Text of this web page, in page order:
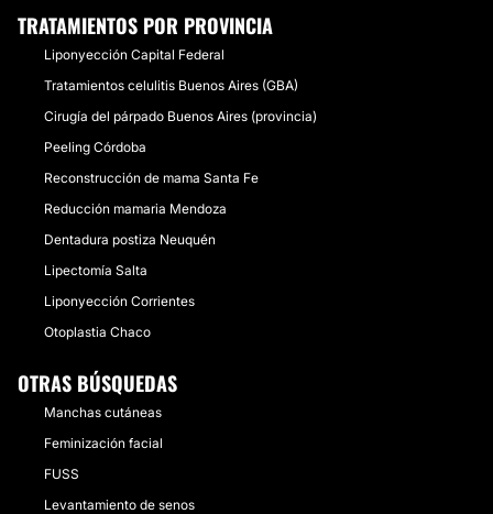
TRATAMIENTOS POR PROVINCIA
Liponyección Capital Federal
Tratamientos celulitis Buenos Aires (GBA)
Cirugía del párpado Buenos Aires (provincia)
Peeling Córdoba
Reconstrucción de mama Santa Fe
Reducción mamaria Mendoza
Dentadura postiza Neuquén
Lipectomía Salta
Liponyección Corrientes
Otoplastia Chaco
OTRAS BÚSQUEDAS
Manchas cutáneas
Feminización facial
FUSS
Levantamiento de senos